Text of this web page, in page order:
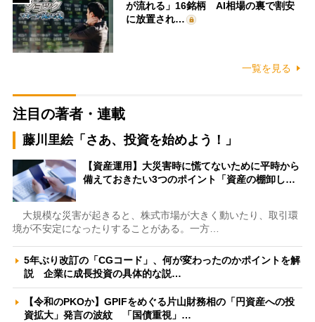
が流れる」16銘柄 AI相場の裏で割安
に放置され…
一覧を見る
注目の著者・連載
藤川里絵「さあ、投資を始めよう！」
【資産運用】大災害時に慌てないために平時から
備えておきたい3つのポイント「資産の棚卸し…
大規模な災害が起きると、株式市場が大きく動いたり、取引環
境が不安定になったりすることがある。一方…
5年ぶり改訂の「CGコード」、何が変わったのかポイントを解
説 企業に成長投資の具体的な説…
【令和のPKOか】GPIFをめぐる片山財務相の「円資産への投
資拡大」発言の波紋 「国債重視」…